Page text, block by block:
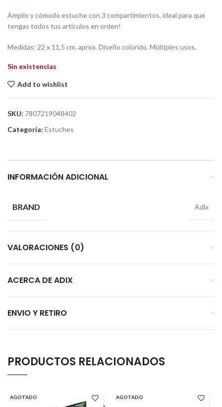
Amplio y cómodo estuche con 3 compartimientos, ideal para que
tengas todos tus artículos en orden!
Medidas: 22 x 11,5 cm. aprox. Diseño colorido. Múltiples usos.
Sin existencias
Add to wishlist
SKU: 7807219048402
Categoría: Estuches
INFORMACIÓN ADICIONAL
BRAND Adix
VALORACIONES (0)
ACERCA DE ADIX
ENVIO Y RETIRO
PRODUCTOS RELACIONADOS
AGOTADO AGOTADO